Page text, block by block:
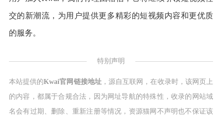
交的新潮流，为用户提供更多精彩的短视频内容和更优质
的服务。
特别声明
本站提供的Kwai官网链接地址，源自互联网，在收录时，该网页上
的内容，都属于合规合法，因为网址导航的特殊性，收录的网站域
名会有过期、删除、重新注册等情况，资源猫网不声明也不保证该